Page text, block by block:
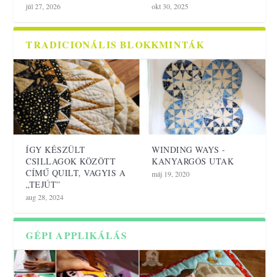
júl 27, 2026 okt 30, 2025
TRADICIONÁLIS BLOKKMINTÁK
ÍGY KÉSZÜLT
CSILLAGOK KÖZÖTT
CÍMŰ QUILT, VAGYIS A
„TEJÚT”
aug 28, 2024
WINDING WAYS -
KANYARGÓS UTAK
máj 19, 2020
GÉPI APPLIKÁLÁS